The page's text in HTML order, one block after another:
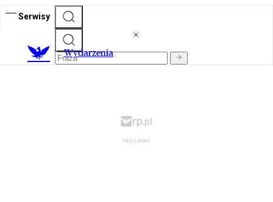
Serwisy
Wydarzenia